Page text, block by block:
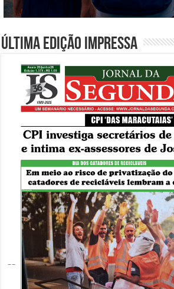
Última edição impressa